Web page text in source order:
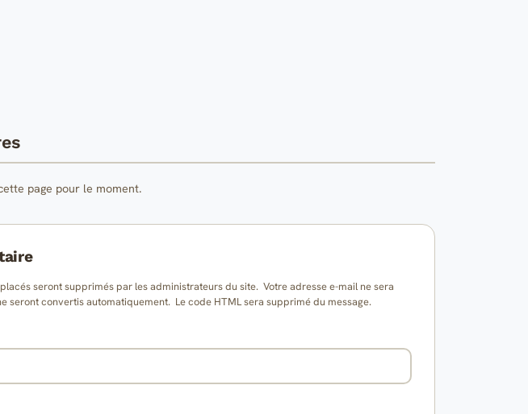
page pour le moment.
seront supprimés par les administrateurs du site. Votre adresse e-mail ne sera
seront convertis automatiquement. Le code HTML sera supprimé du message.